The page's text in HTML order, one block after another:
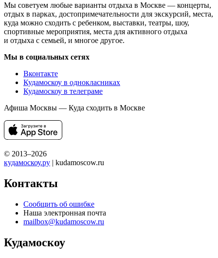
Мы советуем любые варианты отдыха в Москве — концерты,
отдых в парках, достопримечательности для экскурсий, места,
куда можно сходить с ребенком, выставки, театры, шоу,
спортивные мероприятия, места для активного отдыха
и отдыха с семьей, и многое другое.
Мы в социальных сетях
Вконтакте
Кудамоскоу в однокласниках
Кудамоскоу в телеграме
Афиша Москвы — Куда сходить в Москве
© 2013–2026
кудамоскоу.ру | kudamoscow.ru
Контакты
Сообщить об ошибке
Наша электронная почта
mailbox@kudamoscow.ru
Кудамоскоу